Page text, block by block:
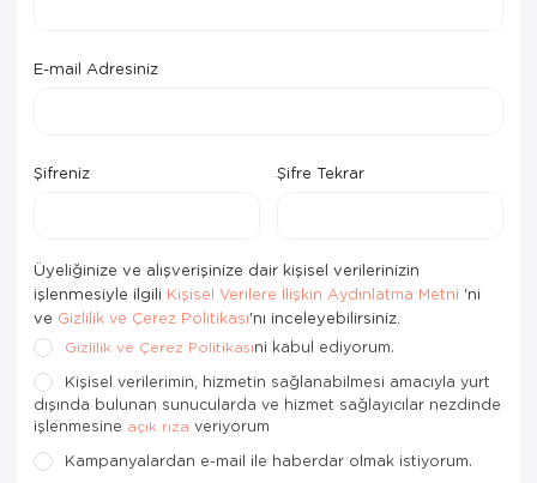
E-mail Adresiniz
Şifreniz Şifre Tekrar
Üyeliğinize ve alışverişinize dair kişisel verilerinizin
işlenmesiyle ilgili Kişisel Verilere İlişkin Aydınlatma Metni 'ni
ve Gizlilik ve Çerez Politikası'nı inceleyebilirsiniz.
Gizlilik ve Çerez Politikasıni kabul ediyorum.
Kişisel verilerimin, hizmetin sağlanabilmesi amacıyla yurt
dışında bulunan sunucularda ve hizmet sağlayıcılar nezdinde
işlenmesine açık rıza veriyorum
Kampanyalardan e-mail ile haberdar olmak istiyorum.